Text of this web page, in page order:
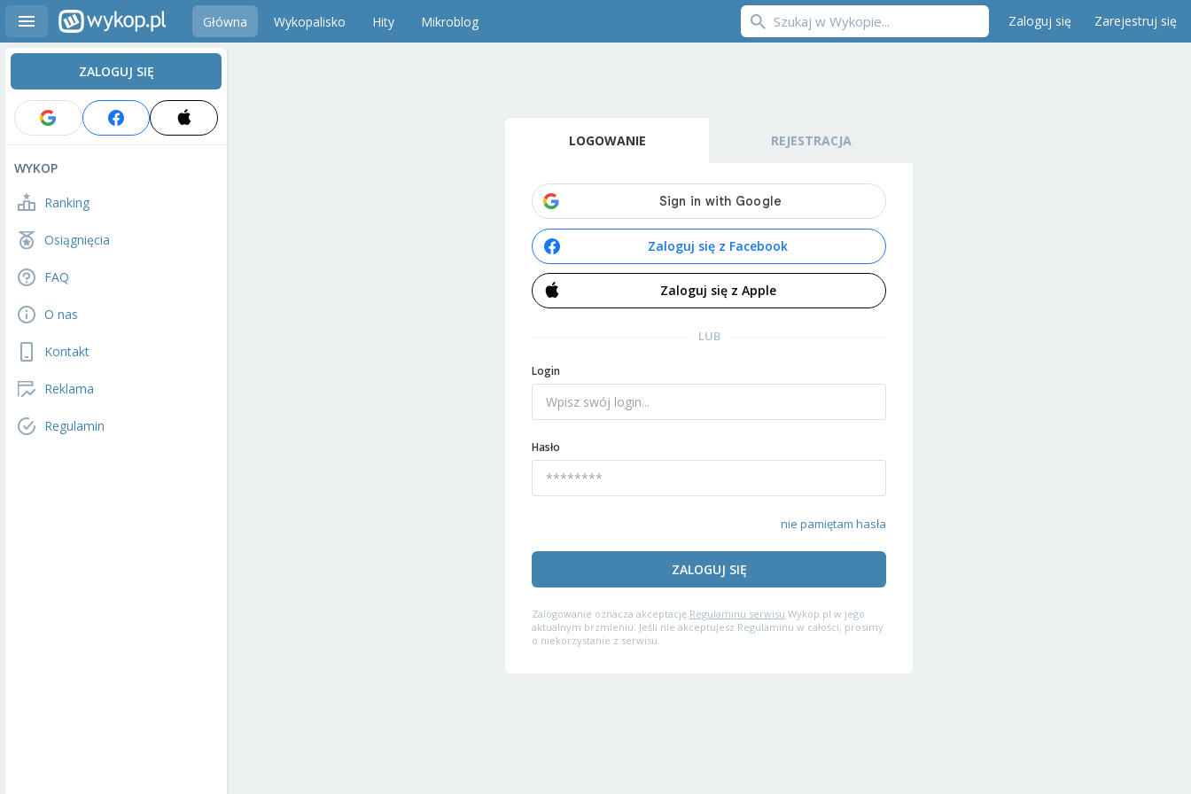
Główna Wykopalisko Hity Mikroblog Zaloguj się Zarejestruj się
ZALOGUJ SIĘ
WYKOP
Ranking
Osiągnięcia
FAQ
O nas
Kontakt
Reklama
Regulamin
LOGOWANIE REJESTRACJA
Zaloguj się z Facebook
Zaloguj się z Apple
LUB
Login
Hasło
nie pamiętam hasła
ZALOGUJ SIĘ
Zalogowanie oznacza akceptację Regulaminu serwisu Wykop.pl w jego
aktualnym brzmieniu. Jeśli nie akceptujesz Regulaminu w całości, prosimy
o niekorzystanie z serwisu.